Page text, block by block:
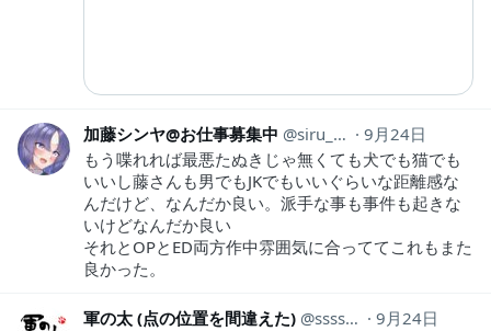
加藤シンヤ@お仕事募集中 siru_ba00
9月24日
もう喋れれば最悪たぬきじゃ無くても犬でも猫でも
いいし藤さんも男でもJKでもいいぐらいな距離感な
んだけど、なんだか良い。派手な事も事件も起きな
いけどなんだか良い
それとOPとED両方作中雰囲気に合っててこれもまた
良かった。
軍の太 (点の位置を間違えた) ssss2kpsbmr
9月24日